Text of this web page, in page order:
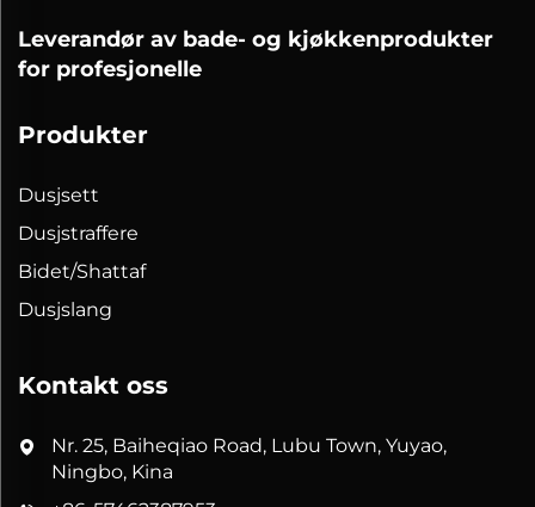
Leverandør av bade- og kjøkkenprodukter
for profesjonelle
Produkter
Dusjsett
Dusjstraffere
Bidet/Shattaf
Dusjslang
Kontakt oss
Nr. 25, Baiheqiao Road, Lubu Town, Yuyao,
Ningbo, Kina